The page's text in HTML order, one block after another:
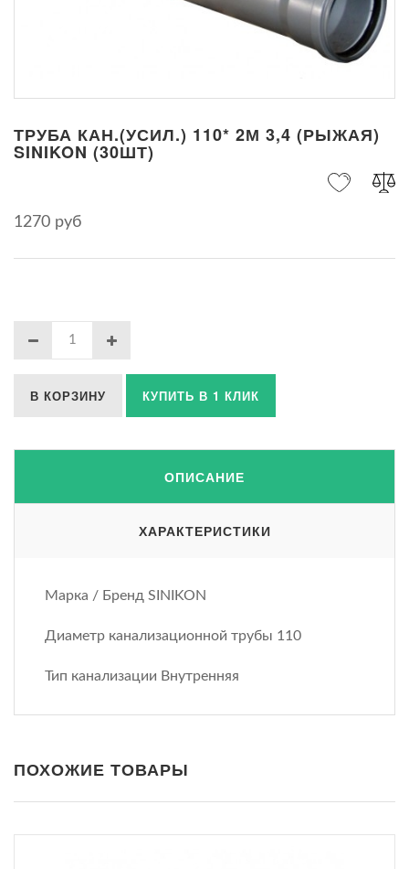
ТРУБА КАН.(УСИЛ.) 110* 2М 3,4 (РЫЖАЯ)
SINIKON (30ШТ)
1270 руб
В КОРЗИНУ КУПИТЬ В 1 КЛИК
ОПИСАНИЕ
ХАРАКТЕРИСТИКИ
Марка / Бренд SINIKON
Диаметр канализационной трубы 110
Тип канализации Внутренняя
ПОХОЖИЕ ТОВАРЫ